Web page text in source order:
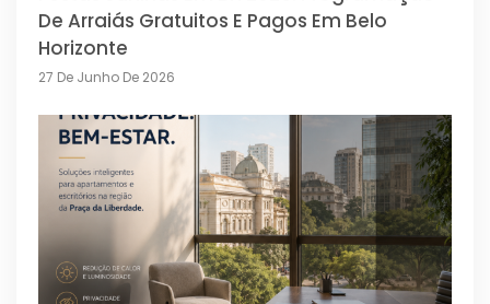
De Arraiás Gratuitos E Pagos Em Belo
Horizonte
27 De Junho De 2026